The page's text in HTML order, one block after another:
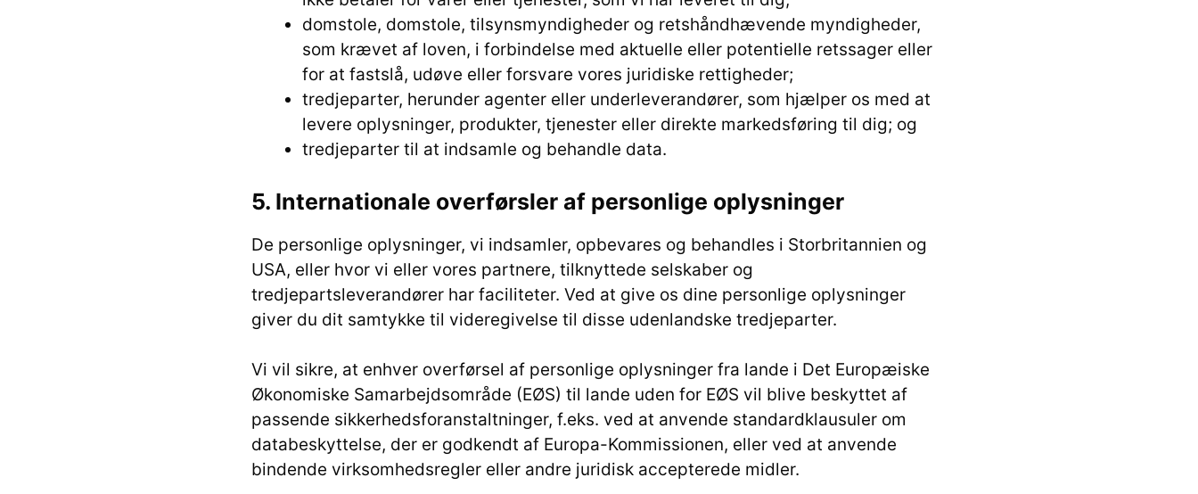
domstole, domstole, tilsynsmyndigheder og retshåndhævende myndigheder,
som krævet af loven, i forbindelse med aktuelle eller potentielle retssager eller
for at fastslå, udøve eller forsvare vores juridiske rettigheder;
tredjeparter, herunder agenter eller underleverandører, som hjælper os med at
levere oplysninger, produkter, tjenester eller direkte markedsføring til dig; og
tredjeparter til at indsamle og behandle data.
5. Internationale overførsler af personlige oplysninger
De personlige oplysninger, vi indsamler, opbevares og behandles i Storbritannien og
USA, eller hvor vi eller vores partnere, tilknyttede selskaber og
tredjepartsleverandører har faciliteter. Ved at give os dine personlige oplysninger
giver du dit samtykke til videregivelse til disse udenlandske tredjeparter.
Vi vil sikre, at enhver overførsel af personlige oplysninger fra lande i Det Europæiske
Økonomiske Samarbejdsområde (EØS) til lande uden for EØS vil blive beskyttet af
passende sikkerhedsforanstaltninger, f.eks. ved at anvende standardklausuler om
databeskyttelse, der er godkendt af Europa-Kommissionen, eller ved at anvende
bindende virksomhedsregler eller andre juridisk accepterede midler.